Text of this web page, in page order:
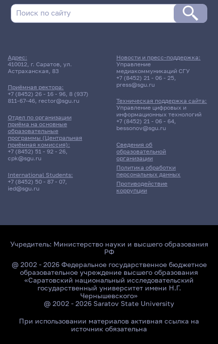
Адрес:
410012, г. Саратов, ул.
Астраханская, 83
Приёмная ректора:
+7 (8452) 26 - 16 - 96, 8 (937)
811-67-46, rector@sgu.ru
Отдел по организации
приёма на основные
образовательные
программы (Центральная
приёмная комиссия):
+7 (8452) 51 - 92 - 26,
cpk@sgu.ru
International Students:
+7 (8452) 50 - 87 - 07,
ied@sgu.ru
Сведения об
образовательной
организации
Политика обработки
персональных данных
Противодействие
коррупции
Новости и пресс-поддержка:
Управление
медиакоммуникаций СГУ
+7 (8452) 21 - 06 - 25,
press@sgu.ru
Техническая поддержка сайта:
Управление цифровых и
информационных технологий
+7 (8452) 21 - 06 - 64,
bessonov@sgu.ru
Учредитель: Министерство науки и высшего образования
РФ
@ 2002 - 2026 Федеральное государственное бюджетное
образовательное учреждение высшего образования
«Саратовский национальный исследовательский
государственный университет имени Н.Г.
Чернышевского»
@ 2002 - 2026 Saratov State University
При использовании материалов активная ссылка на
источник обязательна